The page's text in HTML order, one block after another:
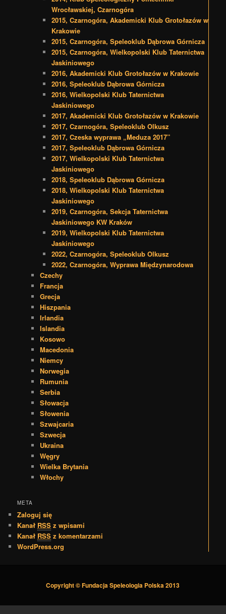
Wrocławskiej, Czarnogóra
2015, Czarnogóra, Akademicki Klub Grotołazów w
Krakowie
2015, Czarnogóra, Speleoklub Dąbrowa Górnicza
2015, Czarnogóra, Wielkopolski Klub Taternictwa
Jaskiniowego
2016, Akademicki Klub Grotołazów w Krakowie
2016, Speleoklub Dąbrowa Górnicza
2016, Wielkopolski Klub Taternictwa
Jaskiniowego
2017, Akademicki Klub Grotołazów w Krakowie
2017, Czarnogóra, Speleoklub Olkusz
2017, Czeska wyprawa „Meduza 2017”
2017, Speleoklub Dąbrowa Górnicza
2017, Wielkopolski Klub Taternictwa
Jaskiniowego
2018, Speleoklub Dąbrowa Górnicza
2018, Wielkopolski Klub Taternictwa
Jaskiniowego
2019, Czarnogóra, Sekcja Taternictwa
Jaskiniowego KW Kraków
2019, Wielkopolski Klub Taternictwa
Jaskiniowego
2022, Czarnogóra, Speleoklub Olkusz
2022, Czarnogóra, Wyprawa Międzynarodowa
Czechy
Francja
Grecja
Hiszpania
Irlandia
Islandia
Kosowo
Macedonia
Niemcy
Norwegia
Rumunia
Serbia
Słowacja
Słowenia
Szwajcaria
Szwecja
Ukraina
Węgry
Wielka Brytania
Włochy
META
Zaloguj się
Kanał RSS z wpisami
Kanał RSS z komentarzami
WordPress.org
Copyright © Fundacja Speleologia Polska 2013